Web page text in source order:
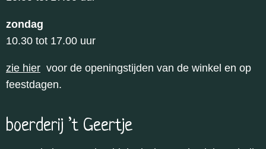
zondag
10.30 tot 17.00 uur
zie hier voor de openingstijden van de winkel en op
feestdagen.
boerderij ’t Geertje